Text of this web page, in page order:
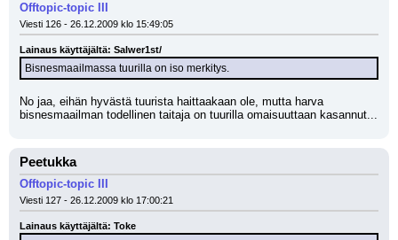
Offtopic-topic III
Viesti 126 - 26.12.2009 klo 15:49:05
Lainaus käyttäjältä: Salwer1st/
Bisnesmaailmassa tuurilla on iso merkitys.
No jaa, eihän hyvästä tuurista haittaakaan ole, mutta harva
bisnesmaailman todellinen taitaja on tuurilla omaisuuttaan kasannut...
Peetukka
Offtopic-topic III
Viesti 127 - 26.12.2009 klo 17:00:21
Lainaus käyttäjältä: Toke